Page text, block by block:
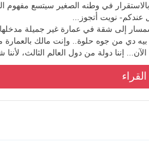
في وطنه الصغير سيتسع
عندكم- نويت أتجوز...
إلى شقة في عمارة غير جميلة
بيه دي من جوه حلوة.. وإنت مالك بالعمارة
إننا دولة من دول العالم الثالث،